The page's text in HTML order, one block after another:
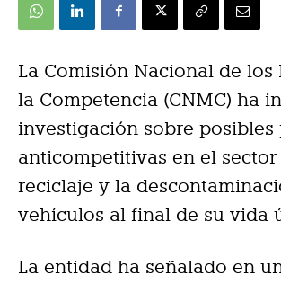
La Comisión Nacional de los
la Competencia (CNMC) ha
investigación sobre posibles
anticompetitivas en el sector
reciclaje y la
vehículos al final de su vida
La entidad ha señalado en